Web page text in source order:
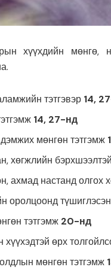
хүүхдийн мөнгө,
тэтгэвэр 14,
14, 27-нд
мөнгөн тэтгэмж
хөгжлийн
ахмад настанд олгох
оролцоонд
тэтгэмж 20-нд
хүүхэдтэй өрх
мөнгөн тэтгэмж